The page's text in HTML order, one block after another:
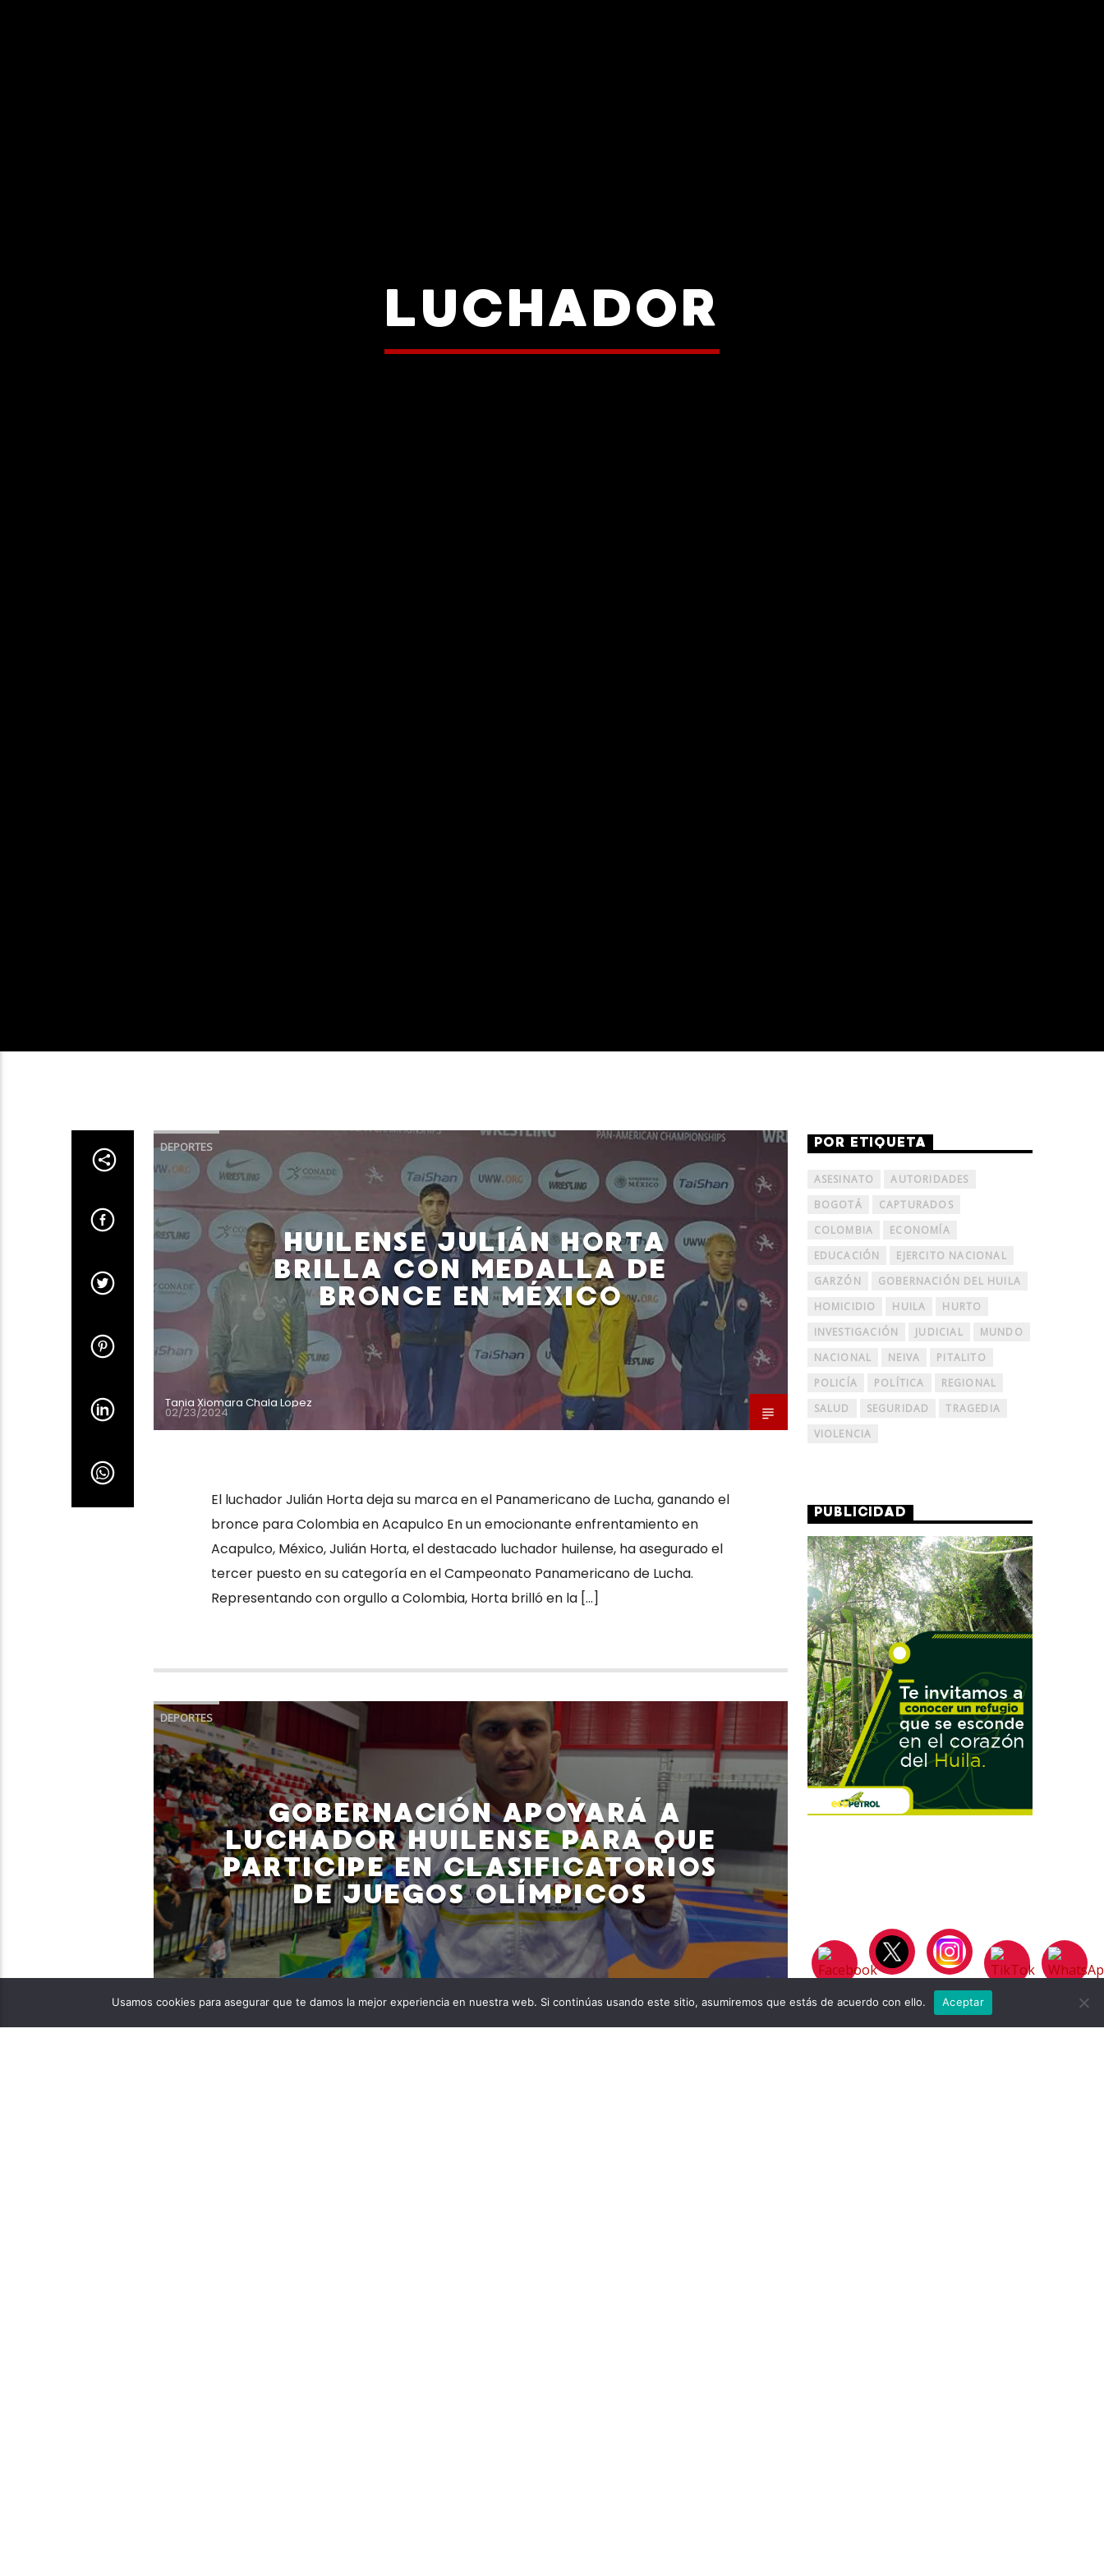
LUCHADOR
DEPORTES
HUILENSE JULIÁN HORTA
BRILLA CON MEDALLA DE
BRONCE EN MÉXICO
Tania Xiomara Chala Lopez
02/23/2024
El luchador Julián Horta deja su marca en el Panamericano de Lucha, ganando el
bronce para Colombia en Acapulco En un emocionante enfrentamiento en
Acapulco, México, Julián Horta, el destacado luchador huilense, ha asegurado el
tercer puesto en su categoría en el Campeonato Panamericano de Lucha.
Representando con orgullo a Colombia, Horta brilló en la […]
DEPORTES
GOBERNACIÓN APOYARÁ A
LUCHADOR HUILENSE PARA QUE
PARTICIPE EN CLASIFICATORIOS
DE JUEGOS OLÍMPICOS
Daniela Perdomo Reyes
02/20/2024
POR ETIQUETA
ASESINATO
AUTORIDADES
BOGOTÁ
CAPTURADOS
COLOMBIA
ECONOMÍA
EDUCACIÓN
EJERCITO NACIONAL
GARZÓN
GOBERNACIÓN DEL HUILA
HOMICIDIO
HUILA
HURTO
INVESTIGACIÓN
JUDICIAL
MUNDO
NACIONAL
NEIVA
PITALITO
POLICÍA
POLÍTICA
REGIONAL
SALUD
SEGURIDAD
TRAGEDIA
VIOLENCIA
PUBLICIDAD
Usamos cookies para asegurar que te damos la mejor experiencia en nuestra web. Si continúas usando este sitio, asumiremos que estás de acuerdo con ello. Aceptar